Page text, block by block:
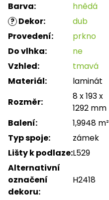
Barva: hnědá
? Dekor:
dub
Provedení:
prkno
Do vlhka:
ne
Vzhled:
tmavá
Materiál:
laminát
Rozměr:
8 x 193 x
1292 mm
Balení:
1,9948 m²
Typ spoje:
zámek
Lišty k podlaze:L529
Alternativní
označení
dekoru:
H2418